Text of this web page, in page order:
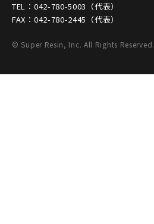
TEL：042-780-5003（代表）
FAX：042-780-2445（代表）
© Super Resin, Inc. All Rights Reserved.